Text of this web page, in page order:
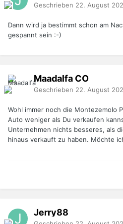
Geschrieben 22. August
Dann wird ja bestimmt schon am
gespannt sein :-)
Maadalfa CO
Geschrieben 22. August
Wohl immer noch die Montezemolo
Auto weniger als Du verkaufen
Unternehmen nichts besseres, als
hinaus verkauft zu haben. Möchte
Jerry88